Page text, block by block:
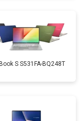
S S531FA-BQ248T